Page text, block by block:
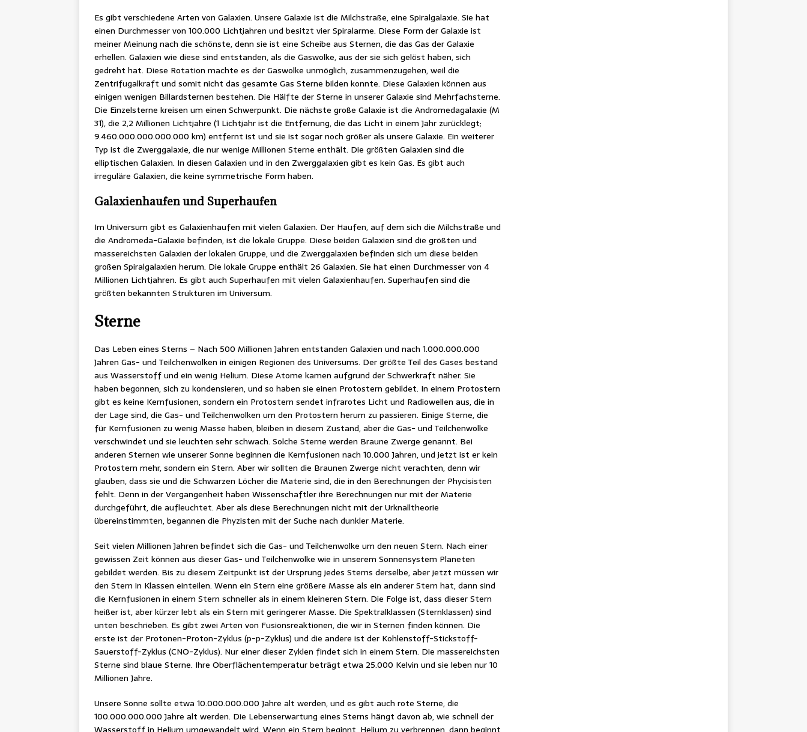
Es gibt verschiedene Arten von Galaxien. Unsere Galaxie ist die Milchstraße, eine Spiralgalaxie. Sie hat
einen Durchmesser von 100.000 Lichtjahren und besitzt vier Spiralarme. Diese Form der Galaxie ist
meiner Meinung nach die schönste, denn sie ist eine Scheibe aus Sternen, die das Gas der Galaxie
erhellen. Galaxien wie diese sind entstanden, als die Gaswolke, aus der sie sich gelöst haben, sich
gedreht hat. Diese Rotation machte es der Gaswolke unmöglich, zusammenzugehen, weil die
Zentrifugalkraft und somit nicht das gesamte Gas Sterne bilden konnte. Diese Galaxien können aus
einigen wenigen Billardsternen bestehen. Die Hälfte der Sterne in unserer Galaxie sind Mehrfachsterne.
Die Einzelsterne kreisen um einen Schwerpunkt. Die nächste große Galaxie ist die Andromedagalaxie (M
31), die 2,2 Millionen Lichtjahre (1 Lichtjahr ist die Entfernung, die das Licht in einem Jahr zurücklegt;
9.460.000.000.000.000 km) entfernt ist und sie ist sogar noch größer als unsere Galaxie. Ein weiterer
Typ ist die Zwerggalaxie, die nur wenige Millionen Sterne enthält. Die größten Galaxien sind die
elliptischen Galaxien. In diesen Galaxien und in den Zwerggalaxien gibt es kein Gas. Es gibt auch
irreguläre Galaxien, die keine symmetrische Form haben.
Galaxienhaufen und Superhaufen
Im Universum gibt es Galaxienhaufen mit vielen Galaxien. Der Haufen, auf dem sich die Milchstraße und
die Andromeda-Galaxie befinden, ist die lokale Gruppe. Diese beiden Galaxien sind die größten und
massereichsten Galaxien der lokalen Gruppe, und die Zwerggalaxien befinden sich um diese beiden
großen Spiralgalaxien herum. Die lokale Gruppe enthält 26 Galaxien. Sie hat einen Durchmesser von 4
Millionen Lichtjahren. Es gibt auch Superhaufen mit vielen Galaxienhaufen. Superhaufen sind die
größten bekannten Strukturen im Universum.
Sterne
Das Leben eines Sterns – Nach 500 Millionen Jahren entstanden Galaxien und nach 1.000.000.000
Jahren Gas- und Teilchenwolken in einigen Regionen des Universums. Der größte Teil des Gases bestand
aus Wasserstoff und ein wenig Helium. Diese Atome kamen aufgrund der Schwerkraft näher. Sie
haben begonnen, sich zu kondensieren, und so haben sie einen Protostern gebildet. In einem Protostern
gibt es keine Kernfusionen, sondern ein Protostern sendet infrarotes Licht und Radiowellen aus, die in
der Lage sind, die Gas- und Teilchenwolken um den Protostern herum zu passieren. Einige Sterne, die
für Kernfusionen zu wenig Masse haben, bleiben in diesem Zustand, aber die Gas- und Teilchenwolke
verschwindet und sie leuchten sehr schwach. Solche Sterne werden Braune Zwerge genannt. Bei
anderen Sternen wie unserer Sonne beginnen die Kernfusionen nach 10.000 Jahren, und jetzt ist er kein
Protostern mehr, sondern ein Stern. Aber wir sollten die Braunen Zwerge nicht verachten, denn wir
glauben, dass sie und die Schwarzen Löcher die Materie sind, die in den Berechnungen der Phycisisten
fehlt. Denn in der Vergangenheit haben Wissenschaftler ihre Berechnungen nur mit der Materie
durchgeführt, die aufleuchtet. Aber als diese Berechnungen nicht mit der Urknalltheorie
übereinstimmten, begannen die Phyzisten mit der Suche nach dunkler Materie.
Seit vielen Millionen Jahren befindet sich die Gas- und Teilchenwolke um den neuen Stern. Nach einer
gewissen Zeit können aus dieser Gas- und Teilchenwolke wie in unserem Sonnensystem Planeten
gebildet werden. Bis zu diesem Zeitpunkt ist der Ursprung jedes Sterns derselbe, aber jetzt müssen wir
den Stern in Klassen einteilen. Wenn ein Stern eine größere Masse als ein anderer Stern hat, dann sind
die Kernfusionen in einem Stern schneller als in einem kleineren Stern. Die Folge ist, dass dieser Stern
heißer ist, aber kürzer lebt als ein Stern mit geringerer Masse. Die Spektralklassen (Sternklassen) sind
unten beschrieben. Es gibt zwei Arten von Fusionsreaktionen, die wir in Sternen finden können. Die
erste ist der Protonen-Proton-Zyklus (p-p-Zyklus) und die andere ist der Kohlenstoff-Stickstoff-
Sauerstoff-Zyklus (CNO-Zyklus). Nur einer dieser Zyklen findet sich in einem Stern. Die massereichsten
Sterne sind blaue Sterne. Ihre Oberflächentemperatur beträgt etwa 25.000 Kelvin und sie leben nur 10
Millionen Jahre.
Unsere Sonne sollte etwa 10.000.000.000 Jahre alt werden, und es gibt auch rote Sterne, die
100.000.000.000 Jahre alt werden. Die Lebenserwartung eines Sterns hängt davon ab, wie schnell der